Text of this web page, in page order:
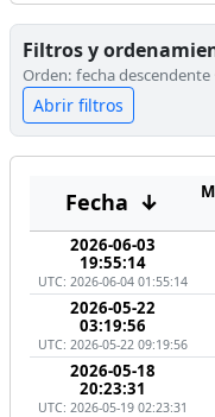
Filtros y
Orden: fecha
Abrir filtros
Fecha ↓
2026-06-03
19:55:14
UTC: 2026-06-04 01:55:14
2026-05-22
03:19:56
UTC: 2026-05-22 09:19:56
2026-05-18
20:23:31
UTC: 2026-05-19 02:23:31